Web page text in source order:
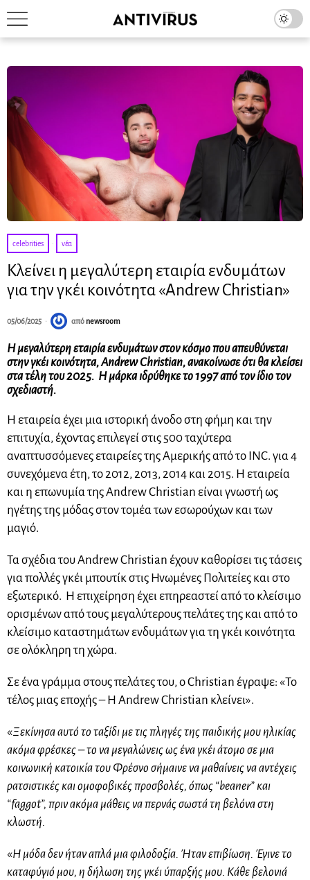
celebrities · νέα
Κλείνει η μεγαλύτερη εταιρία ενδυμάτων
για την γκέι κοινότητα «Andrew Christian»
05/06/2025 από newsroom
Η μεγαλύτερη εταιρία ενδυμάτων στον κόσμο που απευθύνεται
στην γκέι κοινότητα, Andrew Christian, ανακοίνωσε ότι θα κλείσει
στα τέλη του 2025. Η μάρκα ιδρύθηκε το 1997 από τον ίδιο τον
σχεδιαστή.
Η εταιρεία έχει μια ιστορική άνοδο στη φήμη και την
επιτυχία, έχοντας επιλεγεί στις 500 ταχύτερα
αναπτυσσόμενες εταιρείες της Αμερικής από το INC. για 4
συνεχόμενα έτη, το 2012, 2013, 2014 και 2015. Η εταιρεία
και η επωνυμία της Andrew Christian είναι γνωστή ως
ηγέτης της μόδας στον τομέα των εσωρούχων και των
μαγιό.
Τα σχέδια του Andrew Christian έχουν καθορίσει τις τάσεις
για πολλές γκέι μπουτίκ στις Ηνωμένες Πολιτείες και στο
εξωτερικό. Η επιχείρηση έχει επηρεαστεί από το κλείσιμο
ορισμένων από τους μεγαλύτερους πελάτες της και από το
κλείσιμο καταστημάτων ενδυμάτων για τη γκέι κοινότητα
σε ολόκληρη τη χώρα.
Σε ένα γράμμα στους πελάτες του, ο Christian έγραψε: «Το
τέλος μιας εποχής – Η Andrew Christian κλείνει».
«Ξεκίνησα αυτό το ταξίδι με τις πληγές της παιδικής μου ηλικίας
ακόμα φρέσκες – το να μεγαλώνεις ως ένα γκέι άτομο σε μια
κοινωνική κατοικία του Φρέσνο σήμαινε να μαθαίνεις να αντέχεις
ρατσιστικές και ομοφοβικές προσβολές, όπως “beaner” και
“faggot”, πριν ακόμα μάθεις να περνάς σωστά τη βελόνα στη
κλωστή.
«Η μόδα δεν ήταν απλά μια φιλοδοξία. Ήταν επιβίωση. Έγινε το
καταφύγιό μου, η δήλωση της γκέι ύπαρξής μου. Κάθε βελονιά